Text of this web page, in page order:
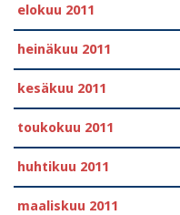
elokuu 2011
heinäkuu 2011
kesäkuu 2011
toukokuu 2011
huhtikuu 2011
maaliskuu 2011